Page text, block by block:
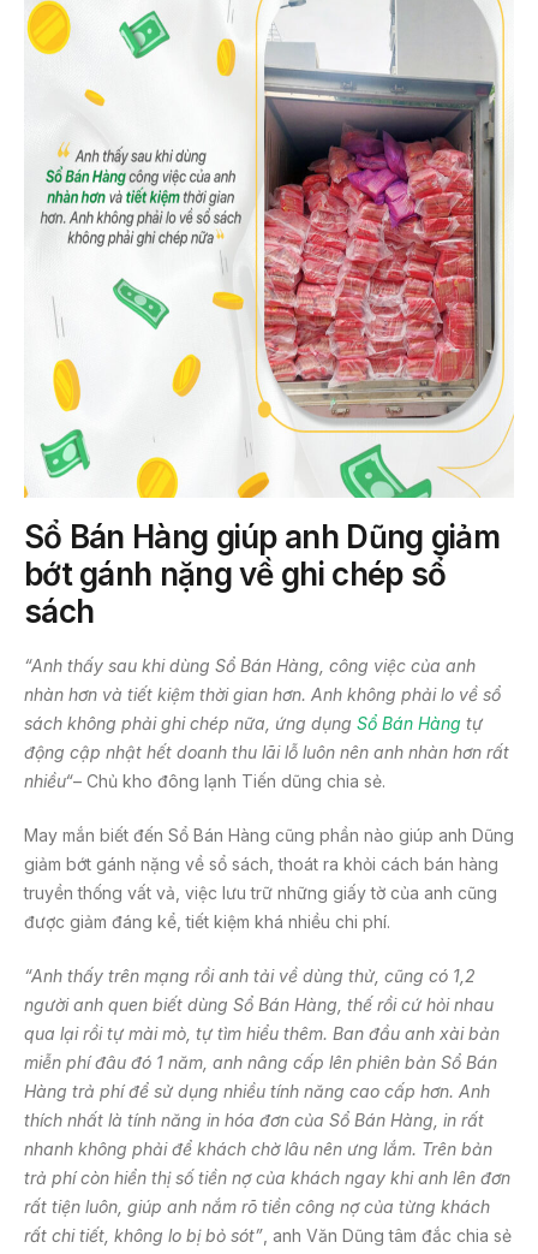
Sổ Bán Hàng giúp anh Dũng giảm
bớt gánh nặng về ghi chép sổ
sách
“Anh thấy sau khi dùng Sổ Bán Hàng, công việc của anh
nhàn hơn và tiết kiệm thời gian hơn. Anh không phải lo về sổ
sách không phải ghi chép nữa , ứng dụng Sổ Bán Hàng tự
động cập nhật hết doanh thu lãi lỗ luôn nên anh nhàn hơn rất
nhiều“– Chủ kho đông lạnh Tiến dũng chia sẻ.
May mắn biết đến Sổ Bán Hàng cũng phần nào giúp anh Dũng
giảm bớt gánh nặng về sổ sách, thoát ra khỏi cách bán hàng
truyền thống vất vả, việc lưu trữ những giấy tờ của anh cũng
được giảm đáng kể, tiết kiệm khá nhiều chi phí.
“Anh thấy trên mạng rồi anh tải về dùng thử, cũng có 1,2
người anh quen biết dùng Sổ Bán Hàng, thế rồi cứ hỏi nhau
qua lại rồi tự mài mò, tự tìm hiểu thêm. Ban đầu anh xài bản
miễn phí đâu đó 1 năm, anh nâng cấp lên phiên bản Sổ Bán
Hàng trả phí để sử dụng nhiều tính năng cao cấp hơn. Anh
thích nhất là tính năng in hóa đơn của Sổ Bán Hàng, in rất
nhanh không phải để khách chờ lâu nên ưng lắm. Trên bản
trả phí còn hiển thị số tiền nợ của khách ngay khi anh lên đơn
rất tiện luôn, giúp anh nắm rõ tiền công nợ của từng khách
rất chi tiết, không lo bị bỏ sót” , anh Văn Dũng tâm đắc chia sẻ